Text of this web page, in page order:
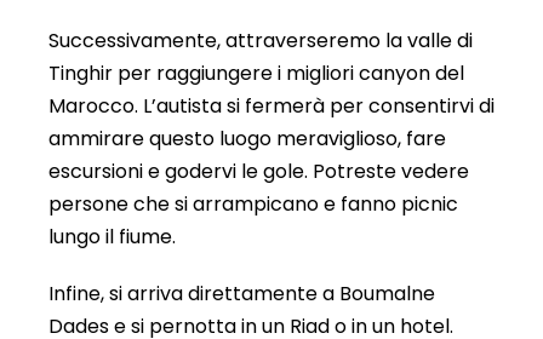
Successivamente, attraverseremo la valle di
Tinghir per raggiungere i migliori canyon del
Marocco. L’autista si fermerà per consentirvi di
ammirare questo luogo meraviglioso, fare
escursioni e godervi le gole. Potreste vedere
persone che si arrampicano e fanno picnic
lungo il fiume.
Infine, si arriva direttamente a Boumalne
Dades e si pernotta in un Riad o in un hotel.